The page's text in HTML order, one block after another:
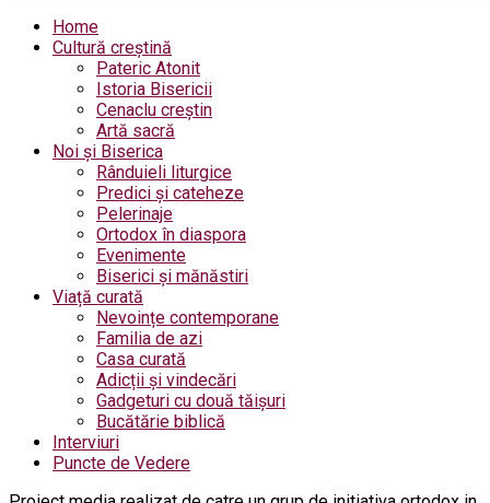
Home
Cultură creștină
Pateric Atonit
Istoria Bisericii
Cenaclu creștin
Artă sacră
Noi și Biserica
Rânduieli liturgice
Predici și cateheze
Pelerinaje
Ortodox în diaspora
Evenimente
Biserici și mănăstiri
Viață curată
Nevoințe contemporane
Familia de azi
Casa curată
Adicții și vindecări
Gadgeturi cu două tăișuri
Bucătărie biblică
Interviuri
Puncte de Vedere